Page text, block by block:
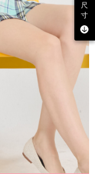
尺
寸